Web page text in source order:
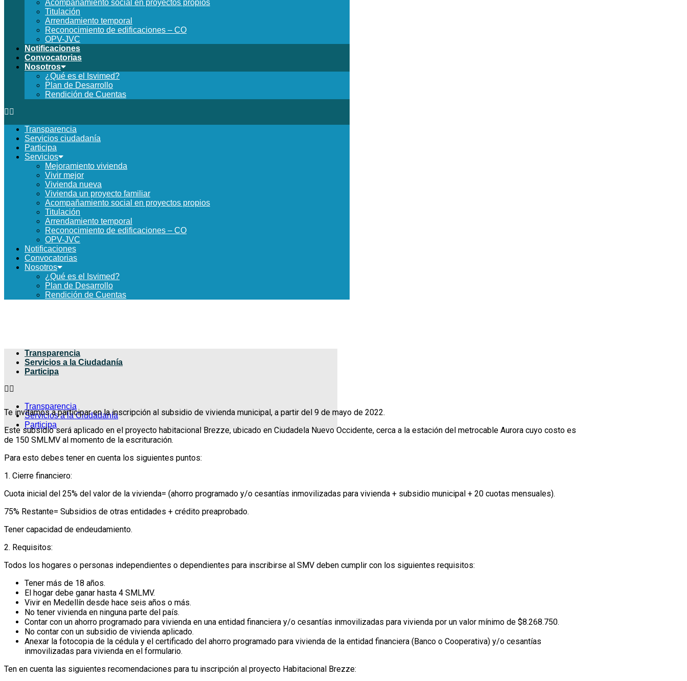
Servicios
Mejoramiento de Vivienda
Vivienda Nueva
Vivienda un proyecto familiar
Titulación
Arrendamiento temporal
Acompañamiento Social
OPV-JVC
Notificaciones
Convocatorias
Plan de Desarrollo
Rendición de cuentas
Directorio de servidores
Encuesta de Percepción
Opciones de accesibilidad
A+ A
fuente
Contraste
Centro de relevo
Más Información sobre Accesibilidad
Acompañamiento social en proyectos propios
Titulación
Arrendamiento temporal
Reconocimiento de edificaciones – CO
OPV-JVC
Notificaciones
Convocatorias
Nosotros
¿Qué es el Isvimed?
Plan de Desarrollo
Rendición de Cuentas
Transparencia
Servicios ciudadanía
Participa
Servicios
Mejoramiento vivienda
Vivir mejor
Vivienda nueva
Vivienda un proyecto familiar
Acompañamiento social en proyectos propios
Titulación
Arrendamiento temporal
Reconocimiento de edificaciones – CO
OPV-JVC
Notificaciones
Convocatorias
Nosotros
¿Qué es el Isvimed?
Plan de Desarrollo
Rendición de Cuentas
Transparencia
Servicios a la Ciudadanía
Participa
Transparencia
Servicios a la Ciudadanía
Participa
Te invitamos a participar en la inscripción al subsidio de vivienda municipal, a partir del 9 de mayo de 2022.
Este subsidio será aplicado en el proyecto habitacional Brezze, ubicado en Ciudadela Nuevo Occidente, cerca a la estación del metrocable Aurora cuyo costo es
de 150 SMLMV al momento de la escrituración.
Para esto debes tener en cuenta los siguientes puntos:
1. Cierre financiero:
Cuota inicial del 25% del valor de la vivienda= (ahorro programado y/o cesantías inmovilizadas para vivienda + subsidio municipal + 20 cuotas mensuales).
75% Restante= Subsidios de otras entidades + crédito preaprobado.
Tener capacidad de endeudamiento.
2. Requisitos:
Todos los hogares o personas independientes o dependientes para inscribirse al SMV deben cumplir con los siguientes requisitos:
Tener más de 18 años.
El hogar debe ganar hasta 4 SMLMV.
Vivir en Medellín desde hace seis años o más.
No tener vivienda en ninguna parte del país.
Contar con un ahorro programado para vivienda en una entidad financiera y/o cesantías inmovilizadas para vivienda por un valor mínimo de $8.268.750.
No contar con un subsidio de vivienda aplicado.
Anexar la fotocopia de la cédula y el certificado del ahorro programado para vivienda de la entidad financiera (Banco o Cooperativa) y/o cesantías
inmovilizadas para vivienda en el formulario.
Ten en cuenta las siguientes recomendaciones para tu inscripción al proyecto Habitacional Brezze: